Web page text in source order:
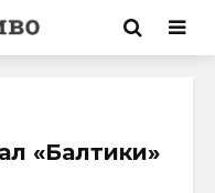
«Балтики»